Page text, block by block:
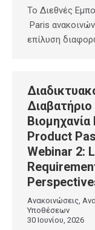
To Διεθνές
Paris
επίλυση
Product
Webinar 2:
Ανακοινώσεις,
Υποθέσεων
30 Ιουνίου, 2026